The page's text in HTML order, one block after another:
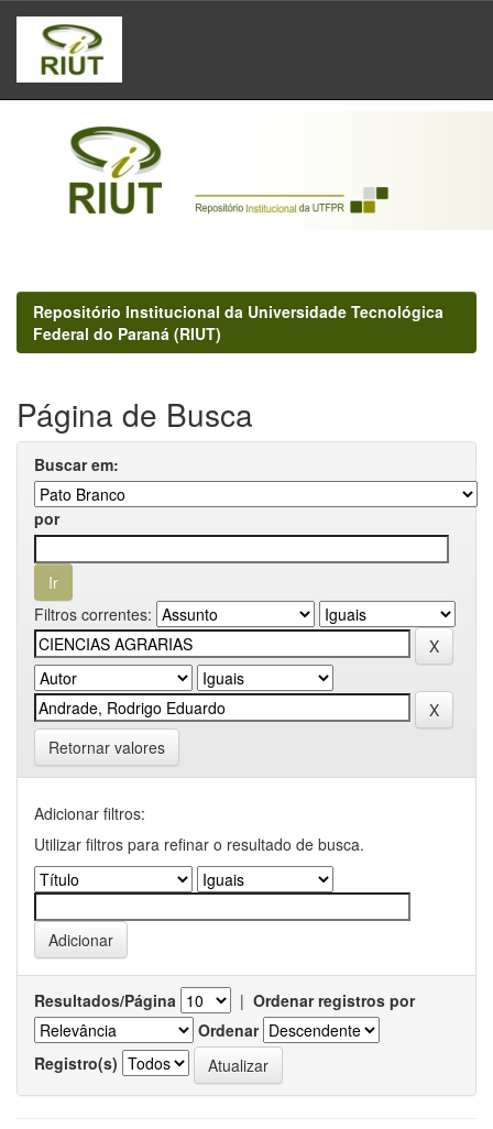
Skip
navigation
Repositório Institucional da Universidade Tecnológica
Federal do Paraná (RIUT)
Página de Busca
Buscar em:
por
Filtros correntes:
Retornar valores
Adicionar filtros:
Utilizar filtros para refinar o resultado de busca.
Resultados/Página | Ordenar registros por
Ordenar
Registro(s)